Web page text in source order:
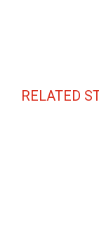
RELATED